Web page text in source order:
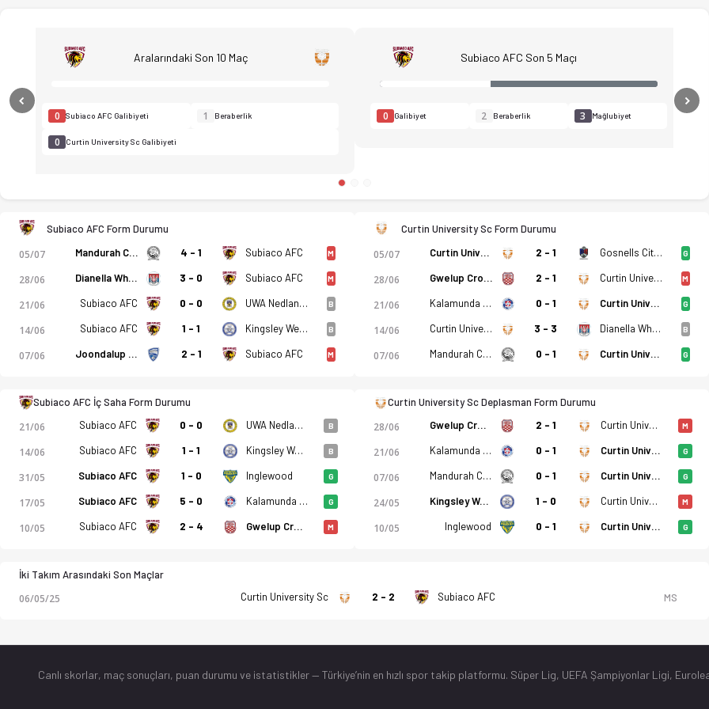
Subiaco AFC - Curtin University Sc 1-2 bitti. Gol anları, kadro, istatistikler, puan durumu ve iddaa oranları Ofsayt'ta.
Aralarındaki Son 10 Maç
0 Subiaco AFC Galibiyeti 1 Beraberlik
0 Curtin University Sc Galibiyeti
Subiaco AFC Son 5 Maçı
0 Galibiyet 2 Beraberlik 3 Mağlubiyet
Previous
Subiaco AFC Form Durumu
05/07 Mandurah City 4 - 1 Subiaco AFC M
28/06 Dianella White Eagles SC 3 - 0 Subiaco AFC M
21/06 Subiaco AFC 0 - 0 UWA Nedlands FK B
14/06 Subiaco AFC 1 - 1 Kingsley Westside FC B
07/06 Joondalup City 2 - 1 Subiaco AFC M
Curtin University Sc Form Durumu
05/07 Curtin University Sc 2 - 1 Gosnells City FC G
28/06 Gwelup Croatia SC 2 - 1 Curtin University Sc M
21/06 Kalamunda City FC 0 - 1 Curtin University Sc G
14/06 Curtin University Sc 3 - 3 Dianella White Eagles SC B
07/06 Mandurah City 0 - 1 Curtin University Sc G
Subiaco AFC İç Saha Form Durumu
21/06 Subiaco AFC 0 - 0 UWA Nedlands FK B
14/06 Subiaco AFC 1 - 1 Kingsley Westside FC B
31/05 Subiaco AFC 1 - 0 Inglewood G
17/05 Subiaco AFC 5 - 0 Kalamunda City FC G
10/05 Subiaco AFC 2 - 4 Gwelup Croatia SC M
Curtin University Sc Deplasman Form Durumu
28/06 Gwelup Croatia SC 2 - 1 Curtin University Sc M
21/06 Kalamunda City FC 0 - 1 Curtin University Sc G
07/06 Mandurah City 0 - 1 Curtin University Sc G
24/05 Kingsley Westside FC 1 - 0 Curtin University Sc M
10/05 Inglewood 0 - 1 Curtin University Sc G
İki Takım Arasındaki Son Maçlar
06/05/25 Curtin University Sc 2 - 2 Subiaco AFC MS
Canlı skorlar, maç sonuçları, puan durumu ve istatistikler — Türkiye’nin en hızlı spor takip platformu. Süper Lig, UEFA Şampiyonlar Ligi,